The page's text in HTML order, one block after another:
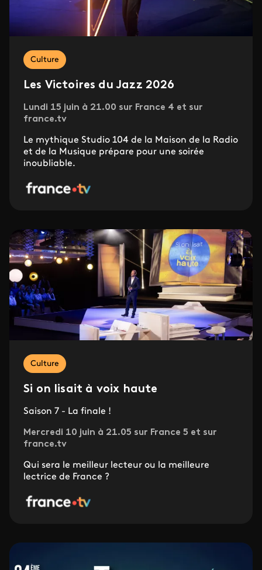
Culture
Les Victoires du Jazz 2026
Lundi 15 juin à 21.00 sur France 4 et sur
france.tv
Le mythique Studio 104 de la Maison de la Radio
et de la Musique prépare pour une soirée
inoubliable.
Culture
Si on lisait à voix haute
Saison 7 - La finale !
Mercredi 10 juin à 21.05 sur France 5 et sur
france.tv
Qui sera le meilleur lecteur ou la meilleure
lectrice de France ?